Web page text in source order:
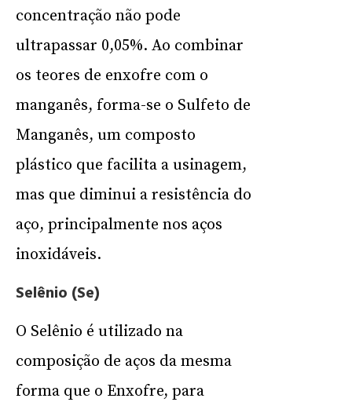
concentração não pode
ultrapassar 0,05%. Ao combinar
os teores de enxofre com o
manganês, forma-se o Sulfeto de
Manganês, um composto
plástico que facilita a usinagem,
mas que diminui a resistência do
aço, principalmente nos aços
inoxidáveis.
Selênio (Se)
O Selênio é utilizado na
composição de aços da mesma
forma que o Enxofre, para